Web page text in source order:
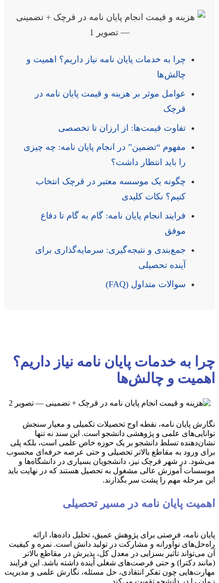
چرا به خدمات پایان نامه نیاز داریم؟ اهمیت و
چالش‌ها
عوامل موثر بر هزینه و قیمت پایان نامه در
قرچک
تفاوت قیمت‌ها: از ارزان تا تخصصی
مفهوم “تضمین” در انجام پایان نامه: چه چیزی
را باید انتظار داشت؟
چگونه یک موسسه معتبر در قرچک انتخاب
کنیم؟ نکات کلیدی
فرایند انجام پایان نامه: گام به گام تا دفاع
موفق
جمع‌بندی و نتیجه‌گیری: سرمایه‌گذاری برای
آینده تحصیلی
سوالات متداول (FAQ)
چرا به خدمات پایان نامه نیاز داریم؟
اهمیت و چالش‌ها
نگارش پایان نامه، نقطه اوج تحصیلات تکمیلی و معیار سنجش
توانایی‌های علمی و پژوهشی دانشجو است. این سند نه تنها
نشان‌دهنده تسلط دانشجو بر یک حوزه خاص علمی است، بلکه پلی
برای ورود به مقاطع بالاتر تحصیلی و حتی عرصه حرفه‌ای محسوب
می‌شود. در شهر قرچک نیز، دانشجویان بسیاری در دانشگاه‌ها و
موسسات آموزش عالی مشغول به تحصیل هستند که در نهایت باید
این مرحله مهم را پشت سر بگذارند.
اهمیت پایان نامه در مسیر تحصیلی
پایان نامه، فرصتی برای پژوهش عمیق، تحلیل داده‌ها، ارائه
راه‌حل‌های نوآورانه و مشارکت در تولید دانش است. نمره و کیفیت
آن می‌تواند تأثیر بسزایی در معدل کل، پذیرش در مقاطع بالاتر
(مانند دکترا) و حتی فرصت‌های شغلی آینده داشته باشد. این فرایند
مهارت‌هایی چون تفکر انتقادی، حل مسئله، نگارش علمی و مدیریت
زمان را در دانشجو تقویت می‌کند.